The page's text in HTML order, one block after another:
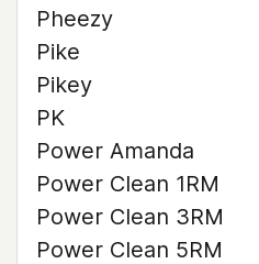
Pheezy
Pike
Pikey
PK
Power Amanda
Power Clean 1RM
Power Clean 3RM
Power Clean 5RM